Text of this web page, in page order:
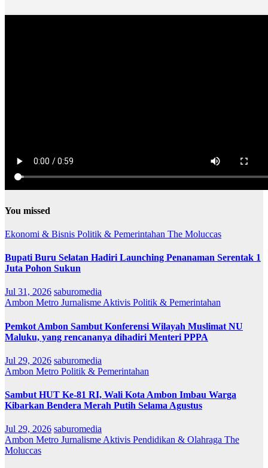
You missed
Ekonomi & Bisnis Politik & Pemerintahan The Moluccas
Bupati Buru Selatan Hadiri Launching Penanaman Serentak 1
Juta Pohon Sukun
Jul 31, 2026 saburomedia
Ambon Metro Jurnalisme Aktivis Politik & Pemerintahan
Pemkot Ambon Sambut Konferensi Wilayah Muslimat NU
Maluku, yang rencananya dihadiri Menteri PPPA
Jul 29, 2026 saburomedia
Ambon Metro Politik & Pemerintahan
Sambut HUT Ke-81 RI, Wali Kota Ambon Imbau Warga
Kibarkan Bendera Merah Putih Selama Agustus
Jul 29, 2026 saburomedia
Ambon Metro Jurnalisme Aktivis Pendidikan & Olahraga The
Moluccas